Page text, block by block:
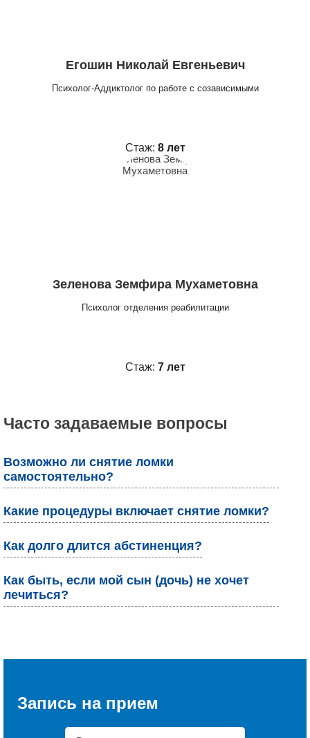
Егошин Николай Евгеньевич
Психолог-Аддиктолог по работе с созависимыми
Стаж: 8 лет
Зеленова Земфира Мухаметовна
Психолог отделения реабилитации
Стаж: 7 лет
Часто задаваемые вопросы
Возможно ли снятие ломки
самостоятельно?
Какие процедуры включает снятие ломки?
Как долго длится абстиненция?
Как быть, если мой сын (дочь) не хочет
лечиться?
Запись на прием